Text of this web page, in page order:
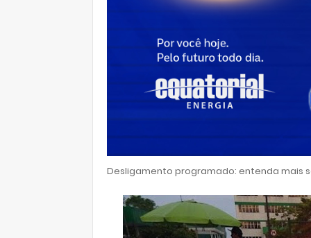
Desligamento programado: entenda mais